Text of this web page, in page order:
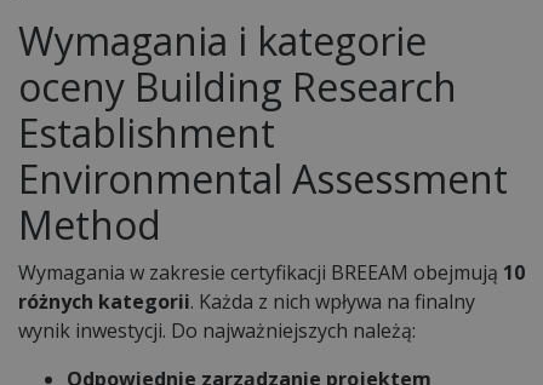
Wymagania i kategorie
oceny Building Research
Establishment
Environmental Assessment
Method
Wymagania w zakresie certyfikacji BREEAM obejmują 10
różnych kategorii. Każda z nich wpływa na finalny
wynik inwestycji. Do najważniejszych należą:
Odpowiednie zarządzanie projektem